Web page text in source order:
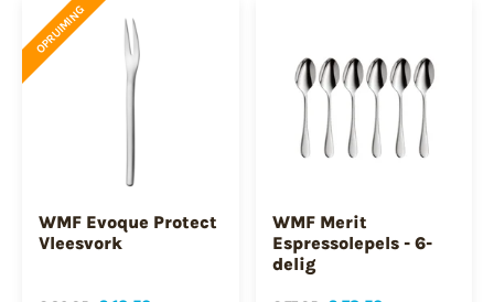
OPRUIMING
WMF Evoque Protect
Vleesvork
WMF Merit
Espressolepels - 6-
delig